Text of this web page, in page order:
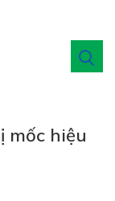
mốc hiệu